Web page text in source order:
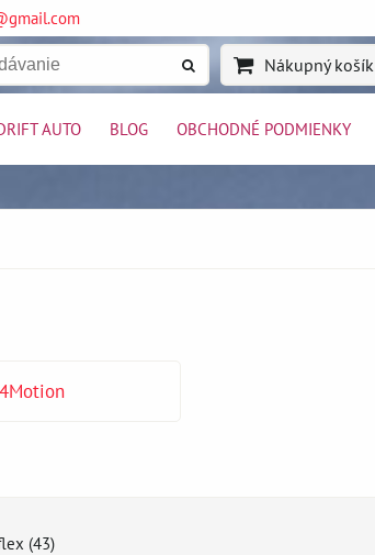
Nákupný košík
AUTO BLOG OBCHODNÉ PODMIENKY
(43)